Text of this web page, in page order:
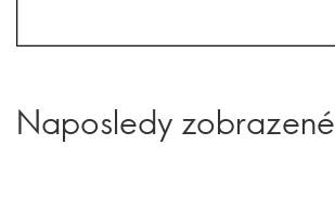
Naposledy zobrazené